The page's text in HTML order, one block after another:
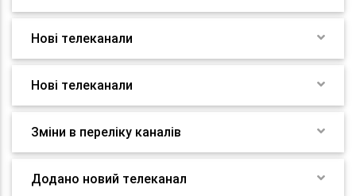
Нові телеканали
Нові телеканали
Зміни в переліку каналів
Додано новий телеканал